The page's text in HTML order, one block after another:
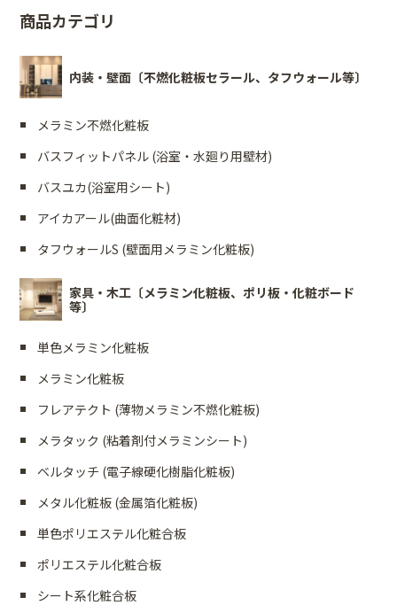
商品カテゴリ
内装・壁面〔不燃化粧板セラール、タフウォール等〕
メラミン不燃化粧板
バスフィットパネル (浴室・水廻り用壁材)
バスユカ(浴室用シート)
アイカアール(曲面化粧材)
タフウォールS (壁面用メラミン化粧板)
家具・木工〔メラミン化粧板、ポリ板・化粧ボード
等〕
単色メラミン化粧板
メラミン化粧板
フレアテクト (薄物メラミン不燃化粧板)
メラタック (粘着剤付メラミンシート)
ベルタッチ (電子線硬化樹脂化粧板)
メタル化粧板 (金属箔化粧板)
単色ポリエステル化粧合板
ポリエステル化粧合板
シート系化粧合板